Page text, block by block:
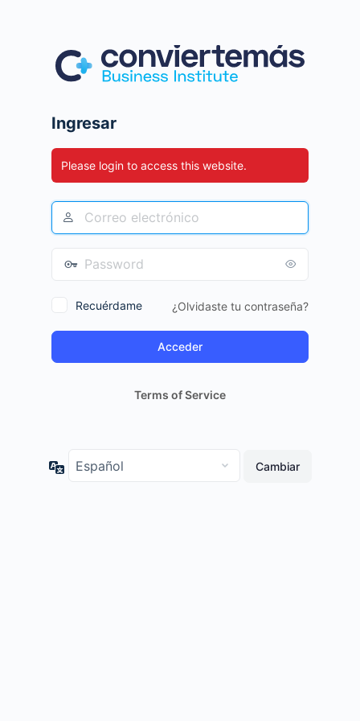
Ingresar
Please login to access this website.
Recuérdame ¿Olvidaste tu contraseña?
Terms of Service
Idioma